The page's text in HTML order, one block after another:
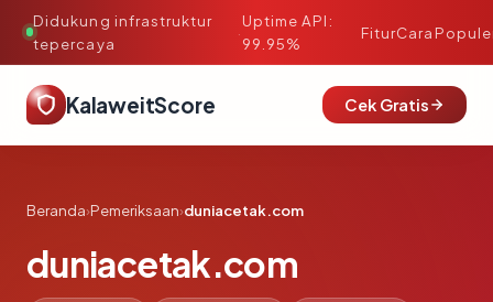
Didukung infrastruktur
tepercaya
·
Uptime API:
99.95%
FiturCara
KalaweitScore Cek Gratis
Beranda›Pemeriksaan›duniacetak.com
duniacetak.com